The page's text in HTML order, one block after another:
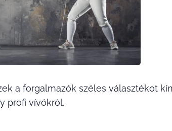
a forgalmazók széles választékot
profi vívókról.